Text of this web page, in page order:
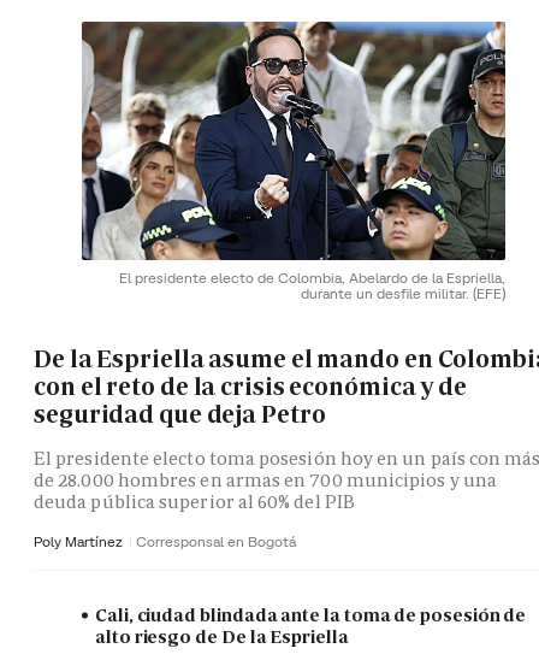
El presidente electo de Colombia, Abelardo de la Espriella,
durante un desfile militar. (EFE)
De la Espriella asume el mando en
con el reto de la crisis económica y de
seguridad que deja Petro
El presidente electo toma posesión hoy en un país con
de 28.000 hombres en armas en 700 municipios y una
deuda pública superior al 60% del PIB
Poly Martínez Corresponsal en Bogotá
Cali, ciudad blindada ante la toma de posesión de
alto riesgo de De la Espriella